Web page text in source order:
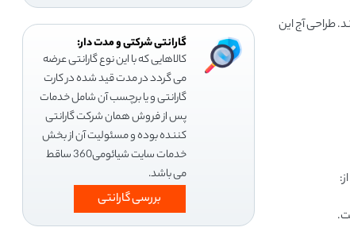
طراحی آج این
گارانتی شرکتی و مدت دار:
کالاهایی که با این نوع گارانتی عرضه
می گردد در مدت قید شده در کارت
گارانتی و یا برچسب آن شامل خدمات
پس از فروش همان شرکت گارانتی
کننده بوده و مسئولیت آن از بخش
خدمات سایت شیائومی360 ساقط
می باشد.
بررسی گارانتی